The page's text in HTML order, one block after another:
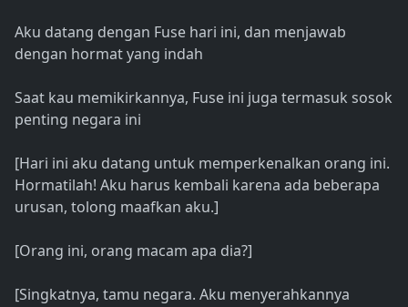
Aku datang dengan Fuse hari ini, dan menjawab
dengan hormat yang indah
Saat kau memikirkannya, Fuse ini juga termasuk sosok
penting negara ini
[Hari ini aku datang untuk memperkenalkan orang ini.
Hormatilah! Aku harus kembali karena ada beberapa
urusan, tolong maafkan aku.]
[Orang ini, orang macam apa dia?]
[Singkatnya, tamu negara. Aku menyerahkannya